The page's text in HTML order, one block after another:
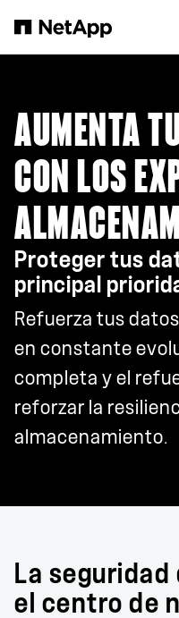
AUMENTA
CON LOS
Proteger tus
principal
Refuerza tus
en constante
completa y el
reforzar la
almacenamiento.
La
el centro de